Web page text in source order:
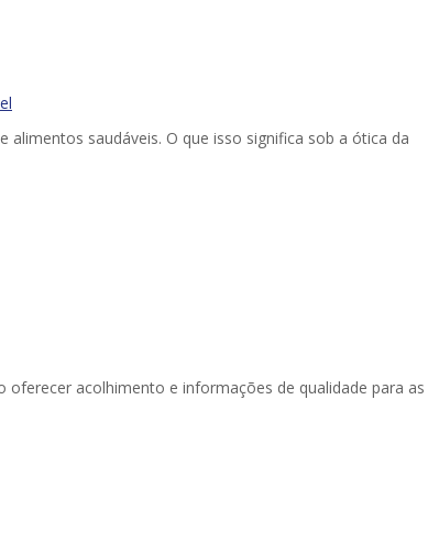
saudáveis. O que isso significa sob a ótica da
acolhimento e informações de qualidade para